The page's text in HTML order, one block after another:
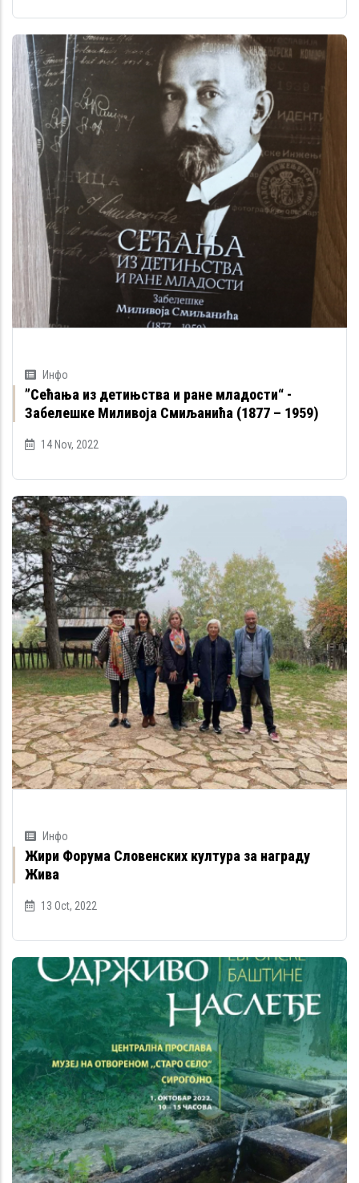
Инфо
”Сећања из детињства и ране младости“ -
Забелешке Миливоја Смиљанића (1877 – 1959)
14 Nov, 2022
Инфо
Жири Форума Словенских култура за награду
Жива
13 Oct, 2022